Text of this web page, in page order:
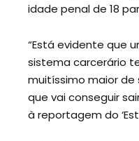
idade penal de 18
“Está evidente que
sistema carcerário
muitíssimo maior de
que vai conseguir
à reportagem do